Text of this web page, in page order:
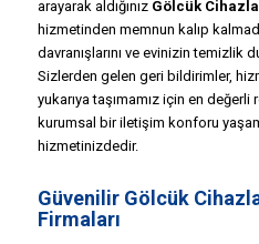
arayarak aldığınız Gölcük Cihazla
hizmetinden memnun kalıp
davranışlarını ve evinizin temizlik
Sizlerden gelen geri bildirimler,
yukarıya taşımamız için en
kurumsal bir iletişim konforu
hizmetinizdedir.
Güvenilir Gölcük
Firmaları